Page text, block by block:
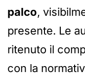
palco,
presente. Le
ritenuto il
con la